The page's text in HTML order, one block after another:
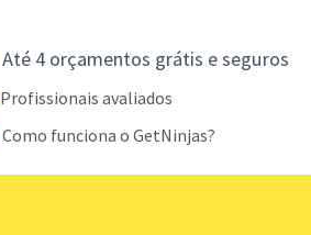
Até 4 orçamentos grátis e seguros
Profissionais avaliados
Como funciona o GetNinjas?